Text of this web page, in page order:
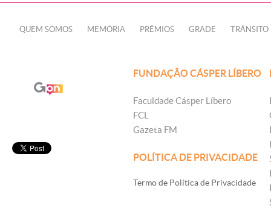
QUEM SOMOS MEMÓRIA PRÊMIOS GRADE TRÂNSITO
FUNDAÇÃO CÁSPER LÍBERO
Faculdade Cásper Líbero
FCL
Gazeta FM
POLÍTICA DE PRIVACIDADE
Termo de Política de Privacidade